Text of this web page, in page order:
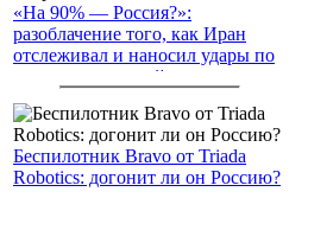
«На 90% — Россия?»:
разоблачение того, как Иран
отслеживал и наносил удары по
американским войскам
Беспилотник Bravo от Triada
Robotics: догонит ли он Россию?